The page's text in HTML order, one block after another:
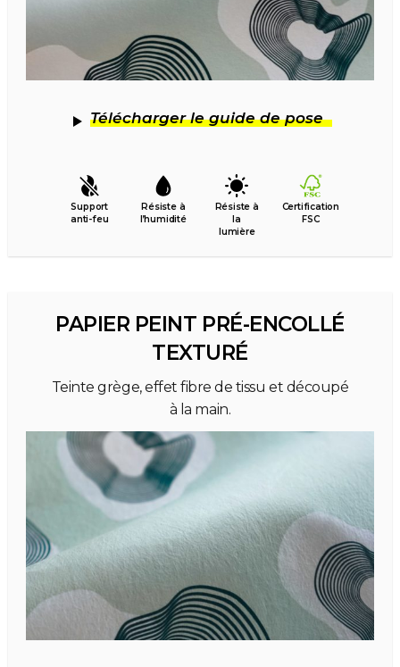
Télécharger le guide de pose
Support
anti-feu
Résiste à
l’humidité
Résiste à
la
lumière
Certification
FSC
PAPIER PEINT PRÉ-ENCOLLÉ
TEXTURÉ
Teinte grège, effet fibre de tissu et découpé
à la main.